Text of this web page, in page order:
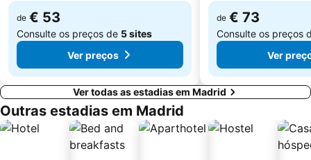
de € 53
Consulte os preços de 5 sites
Ver preços
de € 73
Consulte os preços
Ver
Ver todas as estadias em Madrid
Outras estadias em Madrid